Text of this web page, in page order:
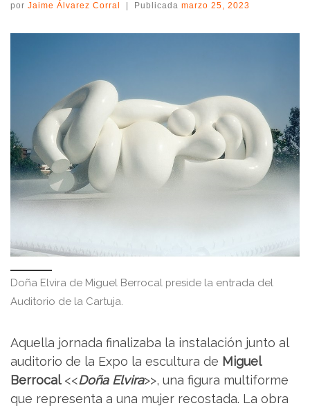
por Jaime Álvarez Corral Publicada marzo 25, 2023
Doña Elvira de Miguel Berrocal preside la entrada del
Auditorio de la Cartuja.
Aquella jornada finalizaba la instalación junto al
auditorio de la Expo la escultura de Miguel
Berrocal<<Doña Elvira>>, una figura multiforme
que representa a una mujer recostada. La obra